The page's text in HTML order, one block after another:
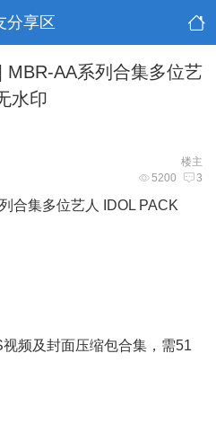
分享区
MBR-AA系列合集多位艺
水印
楼主
5200 3
合集多位艺人 IDOL PACK
视频及封面压缩包合集，需51